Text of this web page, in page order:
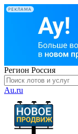
РЕКЛАМА
Регион Россия
Au.ru